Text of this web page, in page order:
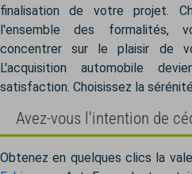
finalisation de votre projet.
l'ensemble des formalités,
concentrer sur le plaisir de
L'acquisition automobile
satisfaction. Choisissez la
Avez-vous l'intention de
Obtenez en quelques clics la